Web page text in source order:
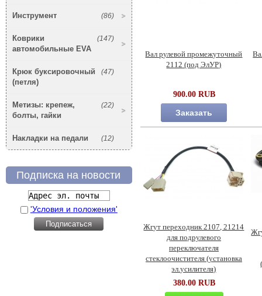
(86)
Инструмент
(147)
Коврики
автомобильные EVA
(47)
Крюк буксировочный
(петля)
(22)
Метизы: крепеж,
болты, гайки
(12)
Накладки на педали
Подписка на новости
'Условия и положения'
Вал рулевой промежуточный
2112 (под ЭлУР)
900.00 RUB
Заказать
Жгут переходник 2107, 21214
для подрулевого
переключателя
стеклоочистителя (установка
эл.усилителя)
380.00 RUB